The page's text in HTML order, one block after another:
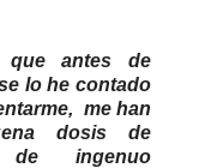
que antes de
lo he contado
me han
dosis de
de ingenuo